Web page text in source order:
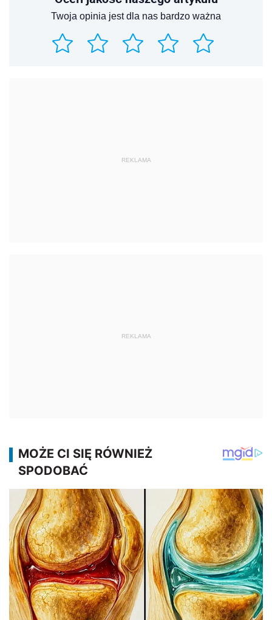
Twoja opinia jest dla nas bardzo ważna
REKLAMA
REKLAMA